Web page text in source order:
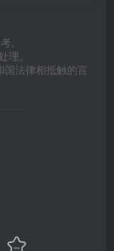
,
理。
法律相抵触的言